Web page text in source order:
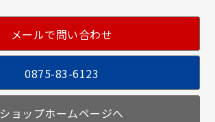
メールで問い合わせ
0875-83-6123
ショップホームページへ